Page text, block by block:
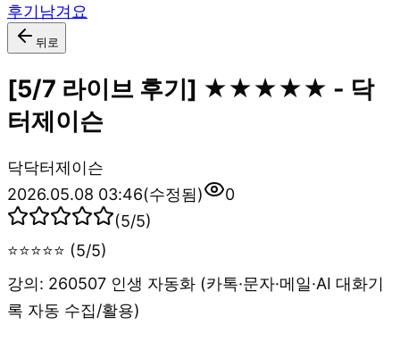
후기남겨요
뒤로
[5/7 라이브 후기] ★★★★★ - 닥
터제이슨
닥닥터제이슨
2026.05.08 03:46(수정됨)
0
(5/5)
⭐⭐⭐⭐⭐ (5/5)
강의: 260507 인생 자동화 (카톡·문자·메일·AI 대화기
록 자동 수집/활용)